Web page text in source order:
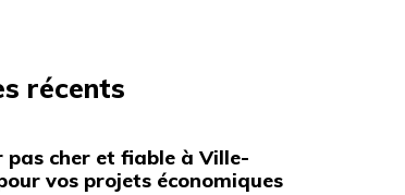
récents
pas cher et fiable à Ville-
vos projets économiques